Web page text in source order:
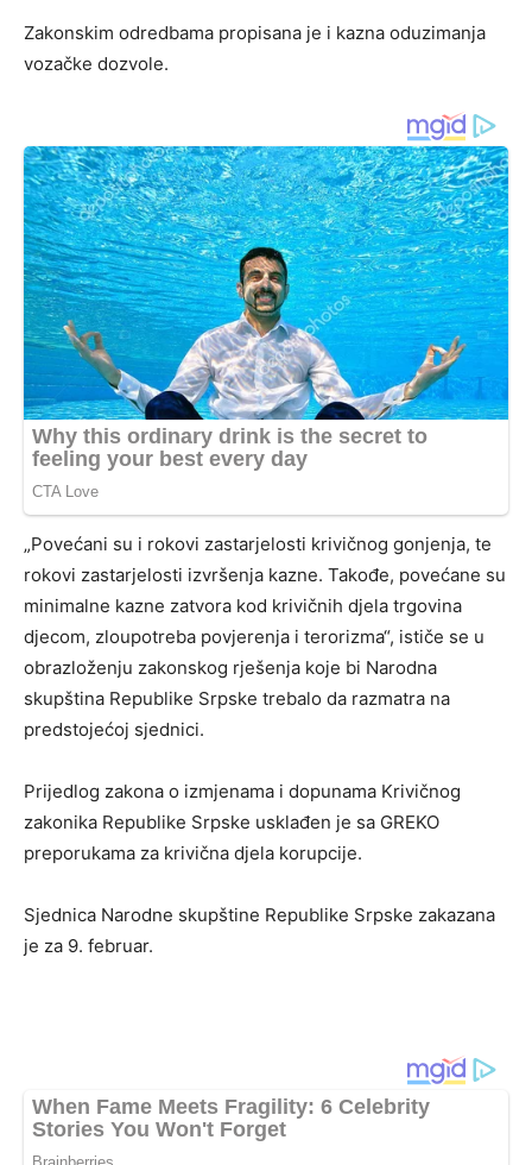
Zakonskim odredbama propisana je i kazna oduzimanja
vozačke dozvole.
„Povećani su i rokovi zastarjelosti krivičnog gonjenja, te
rokovi zastarjelosti izvršenja kazne. Takođe, povećane su
minimalne kazne zatvora kod krivičnih djela trgovina
djecom, zloupotreba povjerenja i terorizma“, ističe se u
obrazloženju zakonskog rješenja koje bi Narodna
skupština Republike Srpske trebalo da razmatra na
predstojećoj sjednici.
Prijedlog zakona o izmjenama i dopunama Krivičnog
zakonika Republike Srpske usklađen je sa GREKO
preporukama za krivična djela korupcije.
Sjednica Narodne skupštine Republike Srpske zakazana
je za 9. februar.